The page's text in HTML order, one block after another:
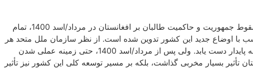
به تازگی‌ سازمان ملل متحد سند «چارچوب استراتژیک» خود را در افغانستان برای سال‌های ۲۰۲۳ تا ۲۰۲۵ رونمایی کرد. بعد از سقوط جمهوریت و حاکمیت طالبان بر افغانستان در مرداد/اسد 1400، تمام
پیش‌بینی شده سازمان ملل برای افغانستان مختل شد به همین دلیل این سند در 75 صفحه متناسب با اوضاع جدید این کشور تدوین شده است. از نظر سازمان ملل متحد هر
چند افغانستان چند دهه از درگیری و بی‌ثباتی اجتماعی، اقتصادی و سیاسی رنج می‌برد اما قادر بود به ۱۵ مورد از ۱۶۹ هدف توسعه پایدار دست یابد. ولی پس از مرداد/اسد 1400، حتی زمینه عملی شدن
تأثیر بسیار مخربی گذاشت، بلکه بر مسیر توسعه کلی این کشور نیز تأثیر